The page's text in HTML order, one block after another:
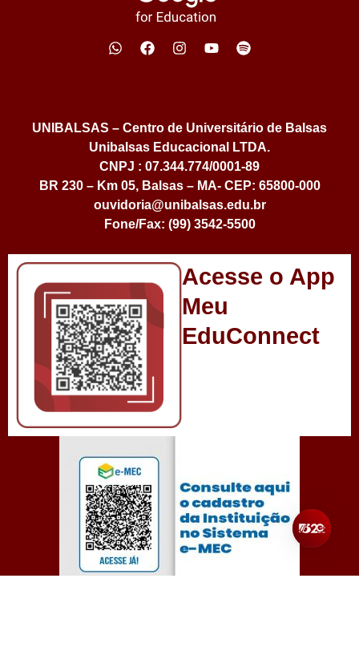
UNIBALSAS – Centro de Universitário de Balsas
Unibalsas Educacional LTDA.
CNPJ : 07.344.774/0001-89
BR 230 – Km 05, Balsas – MA- CEP: 65800-000
ouvidoria@unibalsas.edu.br
Fone/Fax: (99) 3542-5500
Acesse o App
Meu
EduConnect